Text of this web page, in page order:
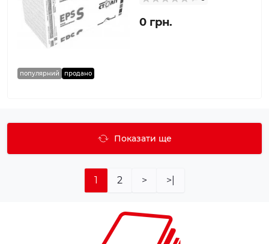
популярний продано
0 грн.
Показати ще
1 2 > >|